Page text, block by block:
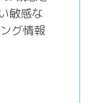
敏感な
グ情報